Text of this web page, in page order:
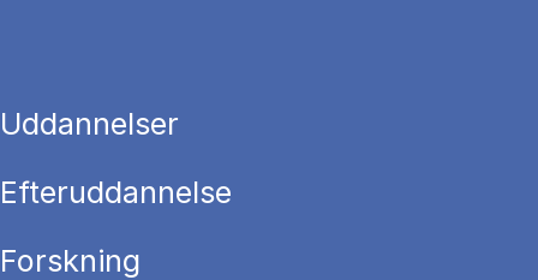
Uddannelser
Efteruddannelse
Forskning